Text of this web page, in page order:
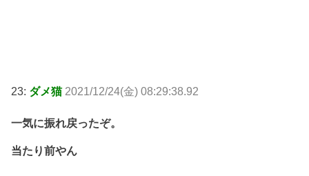
23: ダメ猫 2021/12/24(金) 08:29:38.92
一気に振れ戻ったぞ。
当たり前やん